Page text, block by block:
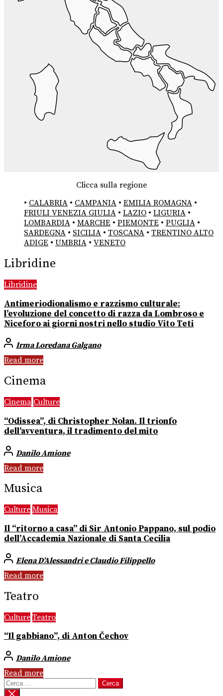
Clicca sulla regione
• CALABRIA • CAMPANIA • EMILIA ROMAGNA •
FRIULI VENEZIA GIULIA • LAZIO • LIGURIA •
LOMBARDIA • MARCHE • PIEMONTE • PUGLIA •
SARDEGNA • SICILIA • TOSCANA • TRENTINO ALTO
ADIGE • UMBRIA • VENETO
Libridine
Libridine
Antimeriodionalismo e razzismo culturale:
l’evoluzione del concetto di razza da Lombroso e
Niceforo ai giorni nostri nello studio Vito Teti
Irma Loredana Galgano
Read more
Cinema
Cinema Culture
“Odissea”, di Christopher Nolan. Il trionfo
dell’avventura, il tradimento del mito
Danilo Amione
Read more
Musica
Culture Musica
Il “ritorno a casa” di Sir Antonio Pappano, sul podio
dell’Accademia Nazionale di Santa Cecilia
Elena D’Alessandri e Claudio Filippello
Read more
Teatro
Culture Teatro
“Il gabbiano”, di Anton Čechov
Danilo Amione
Read more
Ricerca
per: